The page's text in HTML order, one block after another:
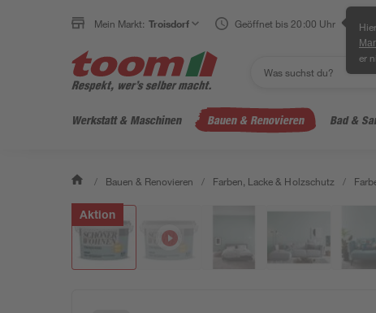
Mein Markt: Troisdorf Geöffnet bis 20:00 Uhr
er
Werkstatt & Maschinen Bauen & Renovieren Bad &
/ Bauen & Renovieren / Farben, Lacke & Holzschutz /
Aktion